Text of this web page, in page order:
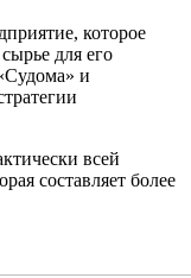
которое
для его
и
всей
составляет более